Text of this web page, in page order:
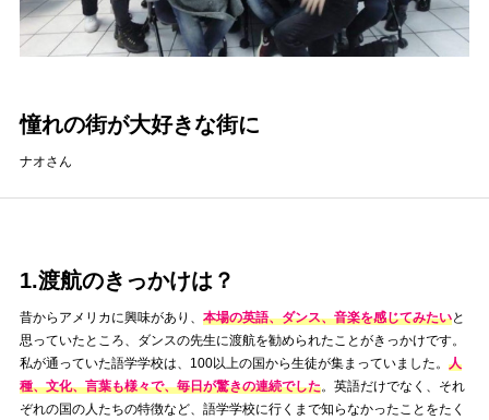
憧れの街が大好きな街に
ナオさん
1.渡航のきっかけは？
昔からアメリカに興味があり、 本場の英語、ダンス、音楽を感じてみたいと
思っていたところ、ダンスの先生に渡航を勧められたことがきっかけです。
私が通っていた語学学校は、100以上の国から生徒が集まっていました。 人
種、文化、言葉も様々で、毎日が驚きの連続でした。英語だけでなく、それ
ぞれの国の人たちの特徴など、語学学校に行くまで知らなかったことをたく